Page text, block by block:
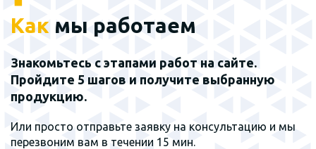
Как мы работаем
Знакомьтесь с этапами работ на сайте.
Пройдите 5 шагов и получите выбранную
продукцию.
Или просто отправьте заявку на консультацию и мы
перезвоним вам в течении 15 мин.